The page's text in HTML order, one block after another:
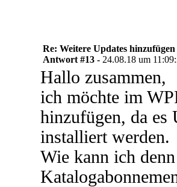
Re: Weitere Updates hinzufügen
Antwort #13 - 24.08.18 um
Hallo zusammen,
ich möchte im
hinzufügen, da es
installiert werden.
Wie kann ich